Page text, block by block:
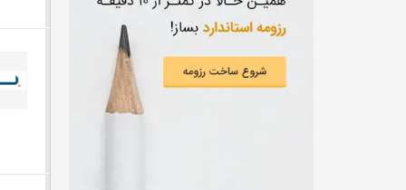
مهندسی نساجی، طراحی پارچه و لباس
مهندسی کشاورزی
CEO
از دويست ميليون تومان
از سيصد ميليون تومان
از چهارصد ميليون تومان
از پانصد ميليون تومان